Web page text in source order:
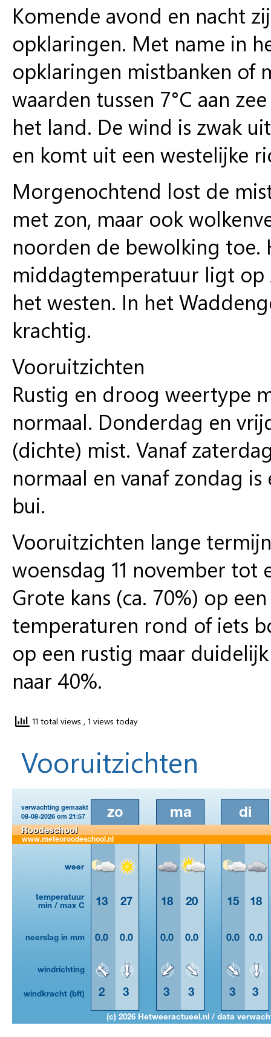
Komende avond en nacht
opklaringen. Met name in
opklaringen mistbanken of
waarden tussen 7°C aan
het land. De wind is zwak
en komt uit een westelijke
Morgenochtend lost de
met zon, maar ook
noorden de bewolking
middagtemperatuur ligt op
het westen. In het
krachtig.
Vooruitzichten
Rustig en droog weertype
normaal. Donderdag en
(dichte) mist. Vanaf
normaal en vanaf zondag
bui.
Vooruitzichten lange termijn
woensdag 11 november tot
Grote kans (ca. 70%) op
temperaturen rond of iets
op een rustig maar
naar 40%.
11 total views , 1 views today
Vooruitzichten